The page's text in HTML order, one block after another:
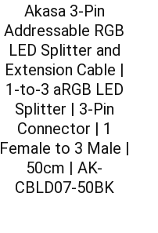
Akasa 3-Pin
Addressable RGB
LED Splitter and
Extension Cable |
1-to-3 aRGB LED
Splitter | 3-Pin
Connector | 1
Female to 3 Male |
50cm | AK-
CBLD07-50BK